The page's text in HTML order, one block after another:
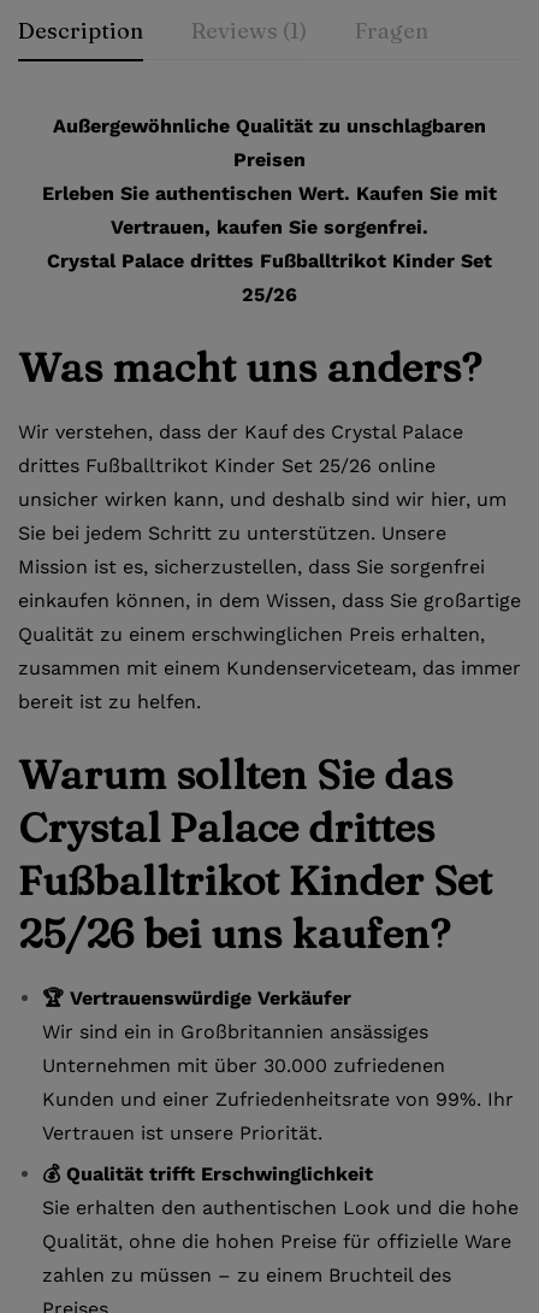
Description Reviews (1) Fragen
Außergewöhnliche Qualität zu unschlagbaren
Preisen
Erleben Sie authentischen Wert. Kaufen Sie mit
Vertrauen, kaufen Sie sorgenfrei.
Crystal Palace drittes Fußballtrikot Kinder Set
25/26
Was macht uns anders?
Wir verstehen, dass der Kauf des Crystal Palace
drittes Fußballtrikot Kinder Set 25/26 online
unsicher wirken kann, und deshalb sind wir hier, um
Sie bei jedem Schritt zu unterstützen. Unsere
Mission ist es, sicherzustellen, dass Sie sorgenfrei
einkaufen können, in dem Wissen, dass Sie großartige
Qualität zu einem erschwinglichen Preis erhalten,
zusammen mit einem Kundenserviceteam, das immer
bereit ist zu helfen.
Warum sollten Sie das
Crystal Palace drittes
Fußballtrikot Kinder Set
25/26 bei uns kaufen?
🏆 Vertrauenswürdige Verkäufer
Wir sind ein in Großbritannien ansässiges
Unternehmen mit über 30.000 zufriedenen
Kunden und einer Zufriedenheitsrate von 99%. Ihr
Vertrauen ist unsere Priorität.
💰 Qualität trifft Erschwinglichkeit
Sie erhalten den authentischen Look und die hohe
Qualität, ohne die hohen Preise für offizielle Ware
zahlen zu müssen – zu einem Bruchteil des
Preises.